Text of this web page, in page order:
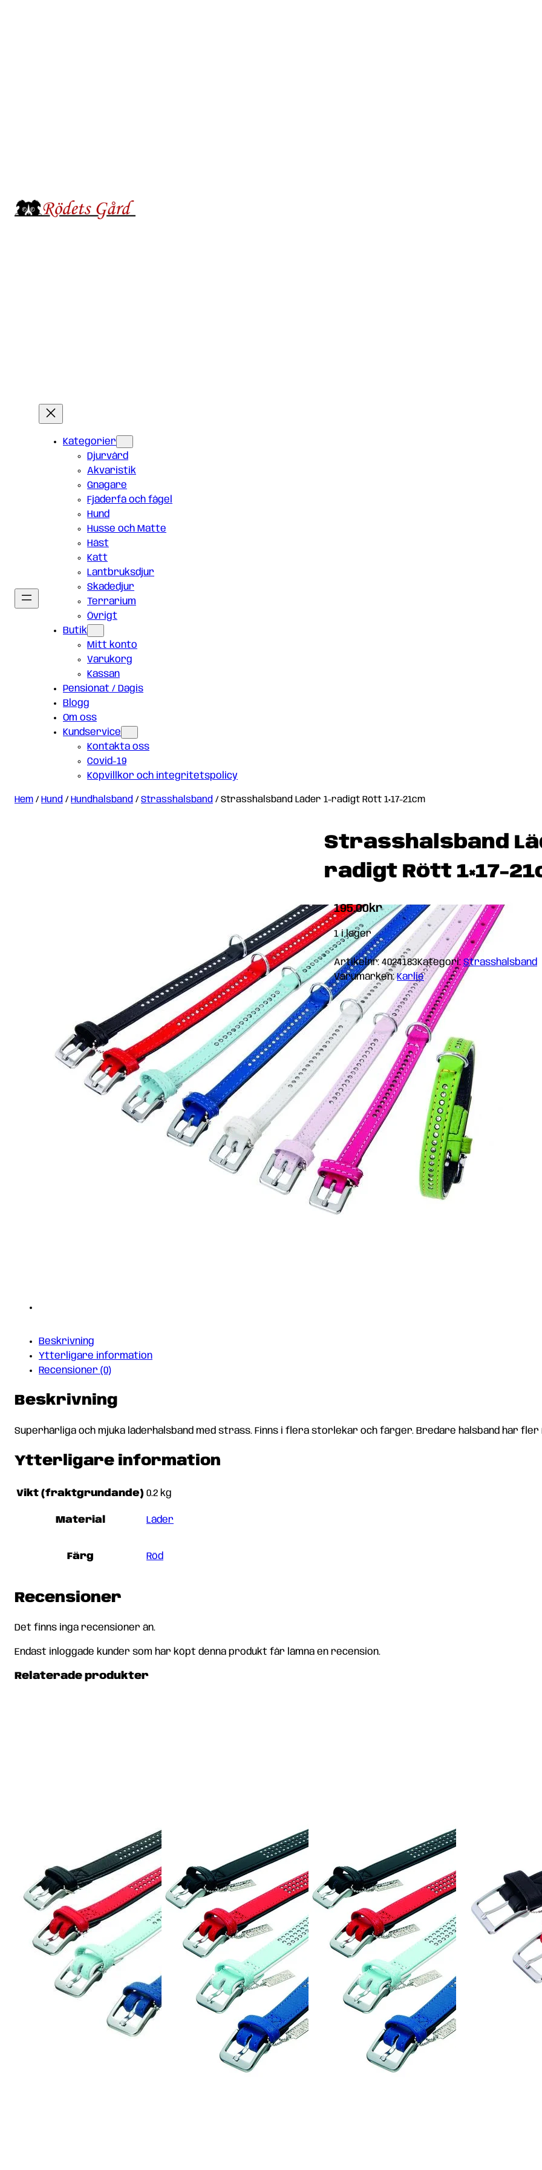
Kategorier
Djurvård
Akvaristik
Gnagare
Fjäderfä och fågel
Hund
Husse och Matte
Häst
Katt
Lantbruksdjur
Skadedjur
Terrarium
Övrigt
Butik
Mitt konto
Varukorg
Kassan
Pensionat / Dagis
Blogg
Om oss
Kundservice
Kontakta oss
Covid-19
Köpvillkor och integritetspolicy
Hem / Hund / Hundhalsband / Strasshalsband / Strasshalsband Läder 1-radigt Rött 1×17-21cm
Strasshalsband
radigt Rött 1×17-
195.00kr
1 i lager
Artikelnr: 4024183Kategori: Strasshalsband
Varumärken:Karlie
Beskrivning
Ytterligare information
Recensioner (0)
Beskrivning
Superhärliga och mjuka läderhalsband med strass. Finns i flera storlekar och färger. Bredare halsband har
Ytterligare information
Vikt (fraktgrundande) 0.2 kg
Material Läder
Färg Röd
Recensioner
Det finns inga recensioner än.
Endast inloggade kunder som har köpt denna produkt får lämna en recension.
Relaterade produkter